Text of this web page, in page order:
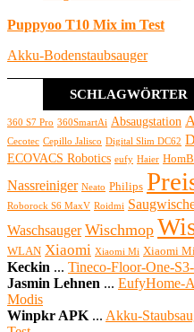
Puppyoo T10 Mix im Test
Akku-Bodenstaubsauger
SCHLAGWÖRTER
360 S7 Pro 360SmartAi Absaugstation
Cecotec Cepillo Jalisco Digital Slim DC62
ECOVACS Robotics eufy Haier
Nassreiniger Neato Philips
Roborock S6 MaxV Roidmi
Waschsauger Wischmop
WLAN Xiaomi Xiaomi Mi Xiaomi
Keckin ... Tineco-Floor-One-
Jasmin Lehnen ... EufyHome-
Modis
Winpkr APK ... Akku-